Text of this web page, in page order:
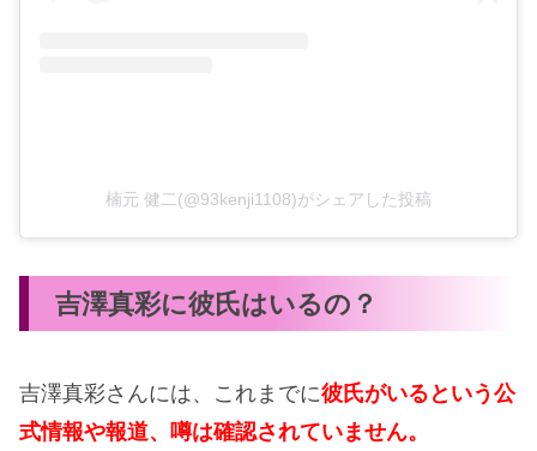
楠元 健二(@93kenji1108)がシェアした投稿
吉澤真彩に彼氏はいるの？
吉澤真彩さんには、これまでに彼氏がいるという公
式情報や報道、噂は確認されていません。